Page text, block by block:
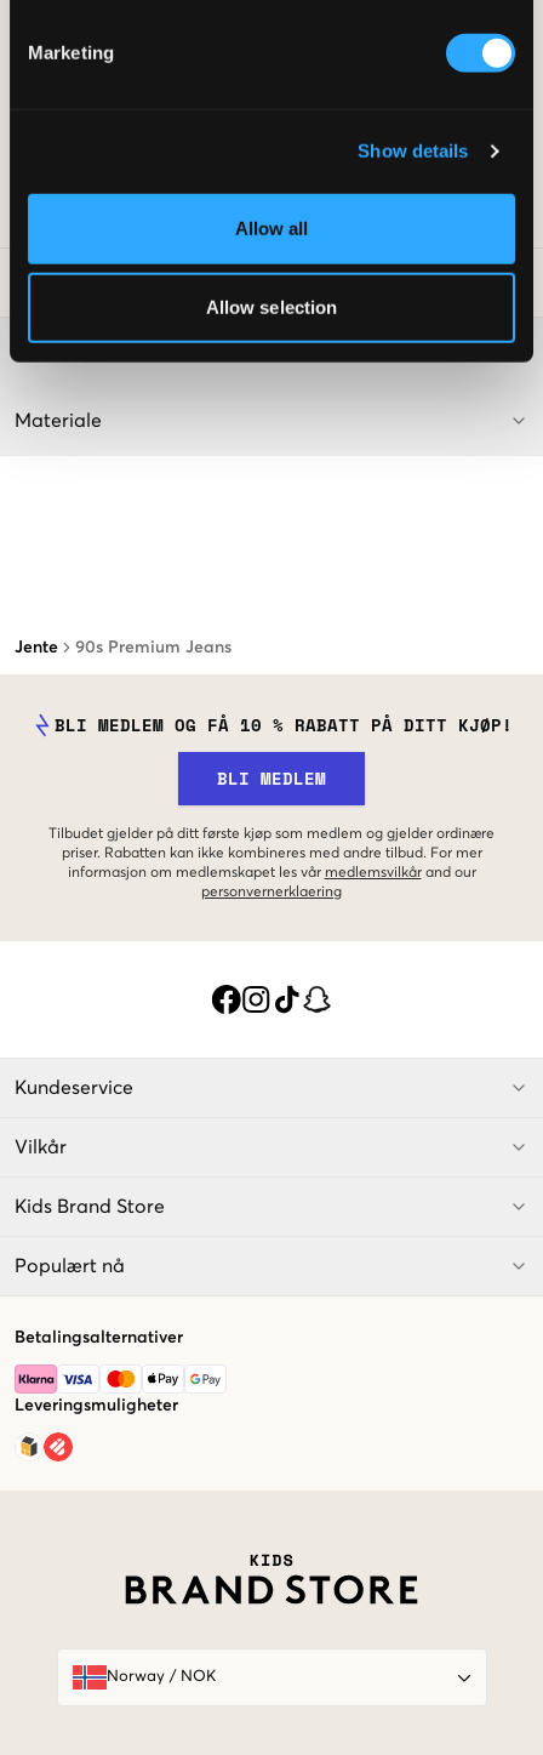
Marketing
Show details
Allow all
Allow selection
Jente 90s Premium Jeans
Femlommersmodell
Vaskeråd
Materiale
BLI MEDLEM OG FÅ 10 % RABATT PÅ DITT KJØP!
BLI MEDLEM
Tilbudet gjelder på ditt første kjøp som medlem og gjelder ordinære
priser. Rabatten kan ikke kombineres med andre tilbud. For mer
informasjon om medlemskapet les vår medlemsvilkår and our
personvernerklaering
Kundeservice
Vilkår
Kids Brand Store
Populært nå
Betalingsalternativer
Leveringsmuligheter
Norway/ NOK